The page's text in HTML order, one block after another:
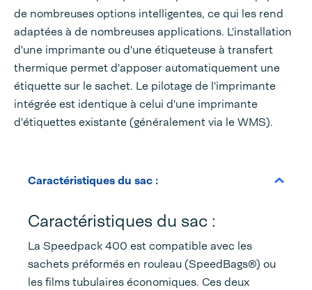
de nombreuses options intelligentes, ce qui les rend
adaptées à de nombreuses applications. L'installation
d'une imprimante ou d'une étiqueteuse à transfert
thermique permet d'apposer automatiquement une
étiquette sur le sachet. Le pilotage de l'imprimante
intégrée est identique à celui d'une imprimante
d'étiquettes existante (généralement via le WMS).
Caractéristiques du sac :
Caractéristiques du sac :
La Speedpack 400 est compatible avec les
sachets préformés en rouleau (SpeedBags®) ou
les films tubulaires économiques. Ces deux